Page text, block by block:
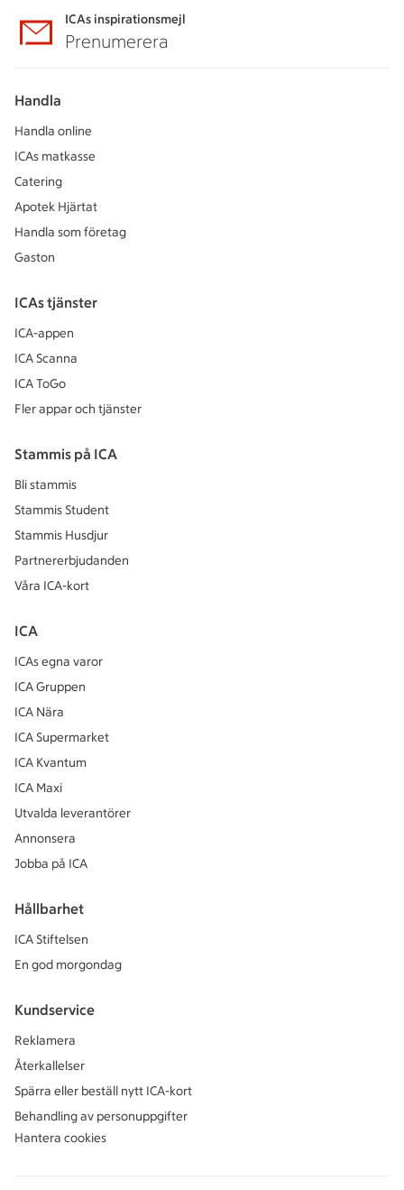
ICAs inspirationsmejl
Prenumerera
Handla
Handla online
ICAs matkasse
Catering
Apotek Hjärtat
Handla som företag
Gaston
ICAs tjänster
ICA-appen
ICA Scanna
ICA ToGo
Fler appar och tjänster
Stammis på ICA
Bli stammis
Stammis Student
Stammis Husdjur
Partnererbjudanden
Våra ICA-kort
ICA
ICAs egna varor
ICA Gruppen
ICA Nära
ICA Supermarket
ICA Kvantum
ICA Maxi
Utvalda leverantörer
Annonsera
Jobba på ICA
Hållbarhet
ICA Stiftelsen
En god morgondag
Kundservice
Reklamera
Återkallelser
Spärra eller beställ nytt ICA-kort
Behandling av personuppgifter
Hantera cookies